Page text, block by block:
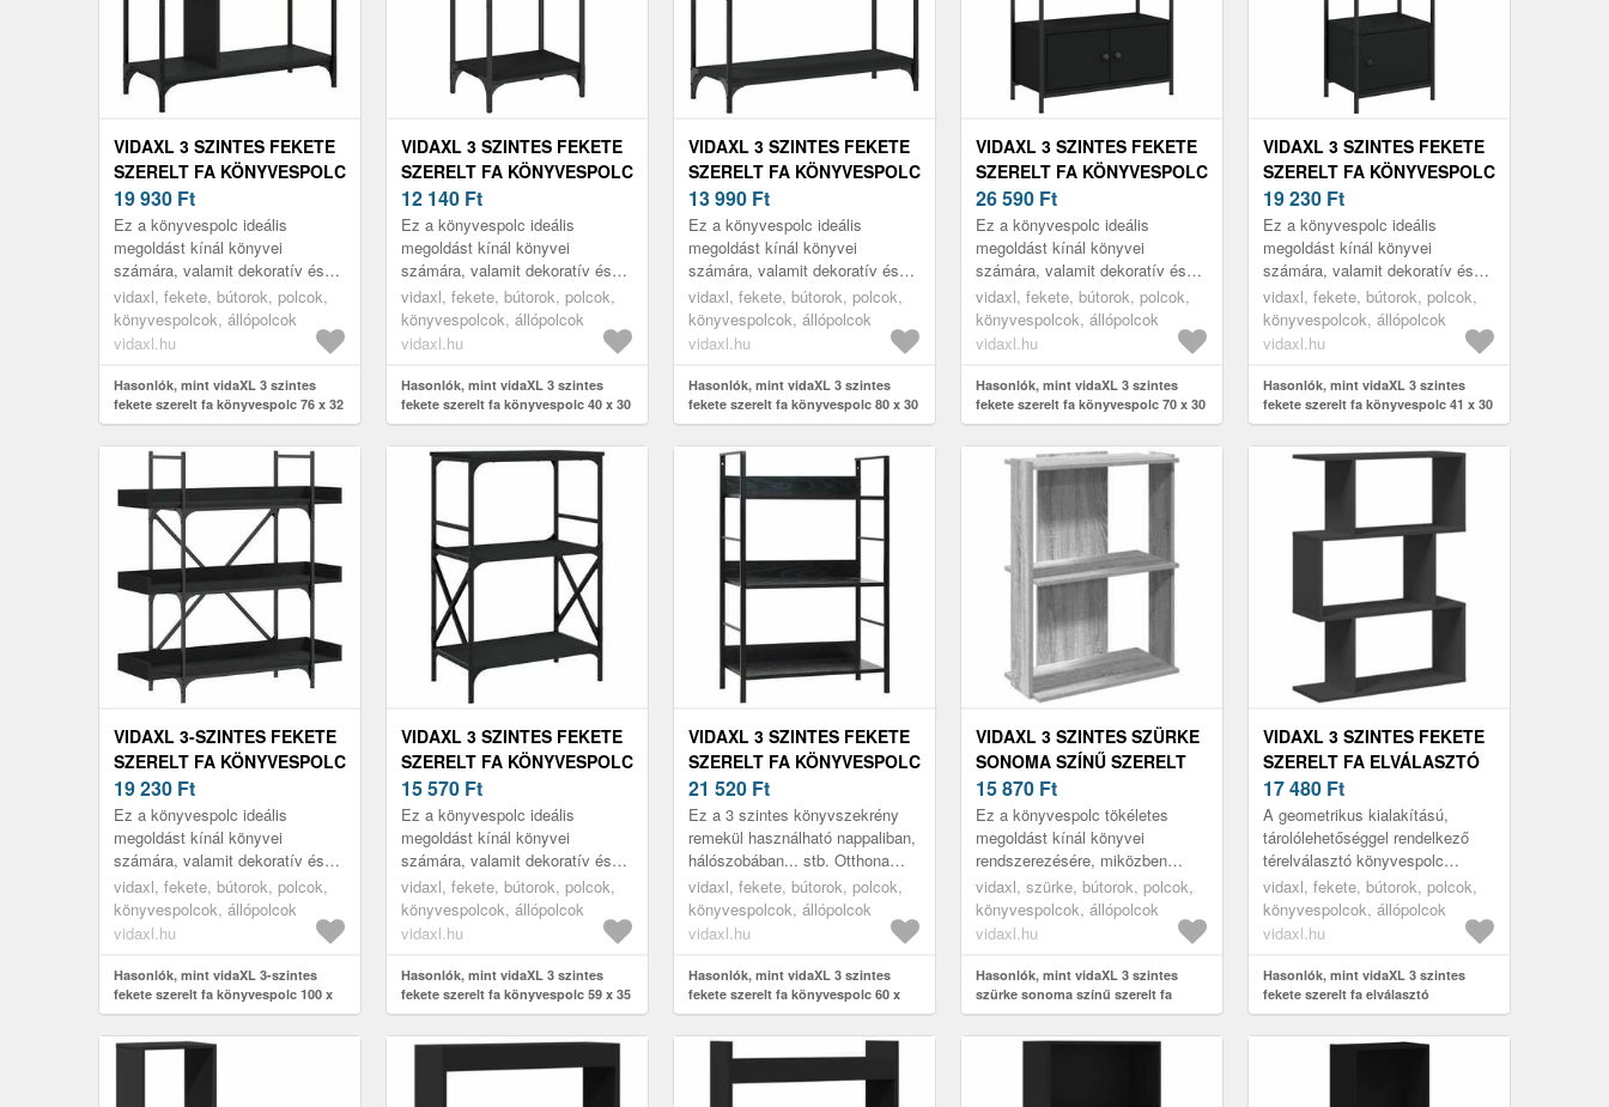
VIDAXL 3 SZINTES FEKETE
SZERELT FA KÖNYVESPOLC
76 X 32 X 88 CM
19 930 Ft
Ez a könyvespolc ideális
megoldást kínál könyvei
számára, valamit dekoratív és
praktikus kiegészítője lesz
otthona lakberendezésének.
vidaxl, fekete, bútorok, polcok,
könyvespolcok, állópolcok
vidaxl.hu
Hasonlók, mint vidaXL 3 szintes
fekete szerelt fa könyvespolc 76 x 32
x 88 cm
VIDAXL 3 SZINTES FEKETE
SZERELT FA KÖNYVESPOLC
40 X 30 X 86 CM
12 140 Ft
Ez a könyvespolc ideális
megoldást kínál könyvei
számára, valamit dekoratív és
praktikus kiegészítője lesz
otthona lakberendezésének.
vidaxl, fekete, bútorok, polcok,
könyvespolcok, állópolcok
vidaxl.hu
Hasonlók, mint vidaXL 3 szintes
fekete szerelt fa könyvespolc 40 x 30
x 86 cm
VIDAXL 3 SZINTES FEKETE
SZERELT FA KÖNYVESPOLC
80 X 30 X 86 CM
13 990 Ft
Ez a könyvespolc ideális
megoldást kínál könyvei
számára, valamit dekoratív és
praktikus kiegészítője lesz
otthona lakberendezésének.
vidaxl, fekete, bútorok, polcok,
könyvespolcok, állópolcok
vidaxl.hu
Hasonlók, mint vidaXL 3 szintes
fekete szerelt fa könyvespolc 80 x 30
x 86 cm
VIDAXL 3 SZINTES FEKETE
SZERELT FA KÖNYVESPOLC
70 X 30 X 109, 5 CM
26 590 Ft
Ez a könyvespolc ideális
megoldást kínál könyvei
számára, valamit dekoratív és
praktikus kiegészítője lesz
otthona lakberendezésének.
vidaxl, fekete, bútorok, polcok,
könyvespolcok, állópolcok
vidaxl.hu
Hasonlók, mint vidaXL 3 szintes
fekete szerelt fa könyvespolc 70 x 30
x 109, 5 cm
VIDAXL 3 SZINTES FEKETE
SZERELT FA KÖNYVESPOLC
41 X 30 X 109, 5 CM
19 230 Ft
Ez a könyvespolc ideális
megoldást kínál könyvei
számára, valamit dekoratív és
praktikus kiegészítője lesz
otthona lakberendezésének.
vidaxl, fekete, bútorok, polcok,
könyvespolcok, állópolcok
vidaxl.hu
Hasonlók, mint vidaXL 3 szintes
fekete szerelt fa könyvespolc 41 x 30
x 109, 5 cm
VIDAXL 3-SZINTES FEKETE
SZERELT FA KÖNYVESPOLC
100 X 33 X 108, 5 CM
19 230 Ft
Ez a könyvespolc ideális
megoldást kínál könyvei
számára, valamit dekoratív és
praktikus kiegészítője lesz
otthona lakberendezésének.
vidaxl, fekete, bútorok, polcok,
könyvespolcok, állópolcok
vidaxl.hu
Hasonlók, mint vidaXL 3-szintes
fekete szerelt fa könyvespolc 100 x
33 x 108, 5 cm
VIDAXL 3 SZINTES FEKETE
SZERELT FA KÖNYVESPOLC
59 X 35 X 90, 5 CM
15 570 Ft
Ez a könyvespolc ideális
megoldást kínál könyvei
számára, valamit dekoratív és
praktikus kiegészítője lesz
otthona lakberendezésének.
vidaxl, fekete, bútorok, polcok,
könyvespolcok, állópolcok
vidaxl.hu
Hasonlók, mint vidaXL 3 szintes
fekete szerelt fa könyvespolc 59 x 35
x 90, 5 cm
VIDAXL 3 SZINTES FEKETE
SZERELT FA KÖNYVESPOLC
60 X 27, 6 X 90, 5 CM
21 520 Ft
Ez a 3 szintes könyvszekrény
remekül használható nappaliban,
hálószobában... stb. Otthona
lakberendezésének időtlen
kiegészítője lehet.
vidaxl, fekete, bútorok, polcok,
könyvespolcok, állópolcok
vidaxl.hu
Hasonlók, mint vidaXL 3 szintes
fekete szerelt fa könyvespolc 60 x
27, 6 x 90, 5 cm
VIDAXL 3 SZINTES SZÜRKE
SONOMA SZÍNŰ SZERELT
FA KÖNYVESPOLC
60X30X80CM
15 870 Ft
Ez a könyvespolc tökéletes
megoldást kínál könyvei
rendszerezésére, miközben
stílusos és funkcionális
kiegészítője otthonának.
vidaxl, szürke, bútorok, polcok,
könyvespolcok, állópolcok
vidaxl.hu
Hasonlók, mint vidaXL 3 szintes
szürke sonoma színű szerelt fa
könyvespolc 60x30x80cm
VIDAXL 3 SZINTES FEKETE
SZERELT FA ELVÁLASZTÓ
KÖNYVESPOLC 70X24X97
CM
17 480 Ft
A geometrikus kialakítású,
tárolólehetőséggel rendelkező
térelválasztó könyvespolc
tökéletes a helyiség stílusos
rendszerezéséhez!
vidaxl, fekete, bútorok, polcok,
könyvespolcok, állópolcok
vidaxl.hu
Hasonlók, mint vidaXL 3 szintes
fekete szerelt fa elválasztó
könyvespolc 70x24x97 cm